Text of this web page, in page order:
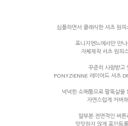
심플하면서 클래식한 셔츠 원
포니지엔느에서만 만
자체제작 셔츠 원피
꾸준히 사랑받고
PONYZIENNE 레이어드 셔츠
넉넉한 소매통으로 팔뚝살을
자연스럽게 커버
앞부분 전면적인 버